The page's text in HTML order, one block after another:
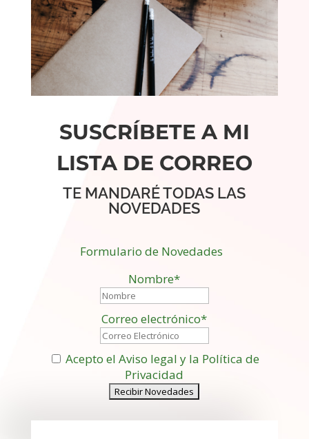
SUSCRÍBETE A MI
LISTA DE CORREO
TE MANDARÉ TODAS LAS
NOVEDADES
Formulario de Novedades
Nombre*
Correo electrónico*
Acepto el Aviso legal y la Política de
Privacidad